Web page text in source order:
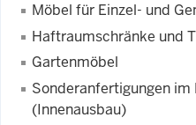
Möbel für Einzel- und
Haftraumschränke und
Gartenmöbel
Sonderanfertigungen
(Innenausbau)